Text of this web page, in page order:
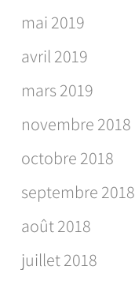
mai 2019
avril 2019
mars 2019
novembre 2018
octobre 2018
septembre 2018
août 2018
juillet 2018